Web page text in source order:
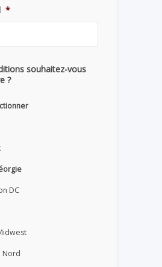
*
souhaitez-vous
?
DC
Nord